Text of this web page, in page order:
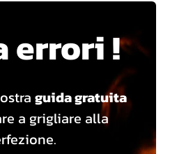
errori !
guida gratuita
a grigliare alla